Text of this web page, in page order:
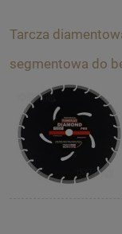
Tarcza
segmentowa do